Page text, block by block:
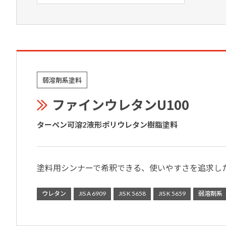
弱溶剤系塗料
ファインウレタンU100
ターペン可溶2液形ポリウレタン樹脂塗料
塗料用シンナーで希釈できる、使いやすさを追求し
ウレタン JIS A 6909 JIS K 5658 JIS K 5659 弱溶剤系